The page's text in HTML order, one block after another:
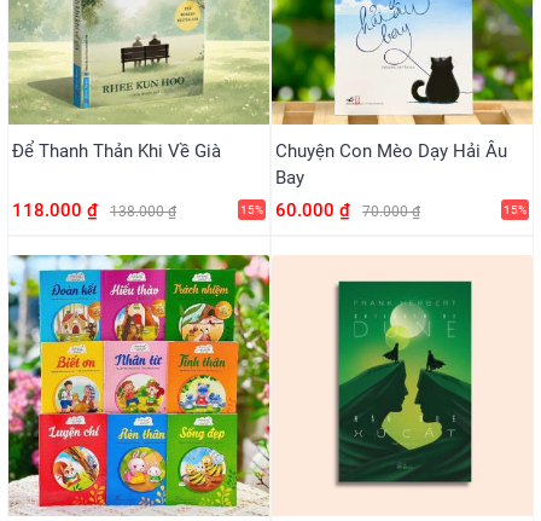
Để Thanh Thản Khi Về Già
118.000 ₫ 138.000 ₫ 15%
Chuyện Con Mèo Dạy Hải Âu
Bay
60.000 ₫
70.000 ₫ 15%